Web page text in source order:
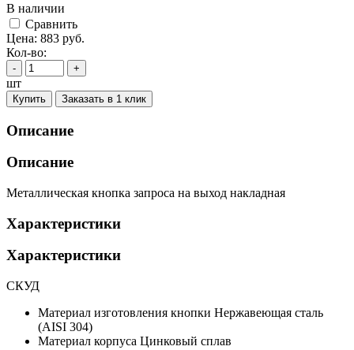
В наличии
Cравнить
Цена: 883 руб.
Кол-во:
- +
шт
Купить Заказать в 1 клик
Описание
Описание
Металлическая кнопка запроса на выход накладная
Характеристики
Характеристики
СКУД
Материал изготовления кнопки Нержавеющая сталь
(AISI 304)
Материал корпуса Цинковый сплав